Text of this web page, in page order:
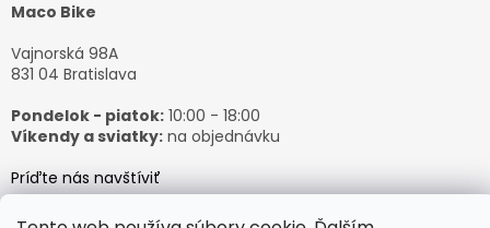
Maco Bike
Vajnorská 98A
831 04 Bratislava
Pondelok - piatok: 10:00 - 18:00
Víkendy a sviatky: na objednávku
Príďte nás navštíviť